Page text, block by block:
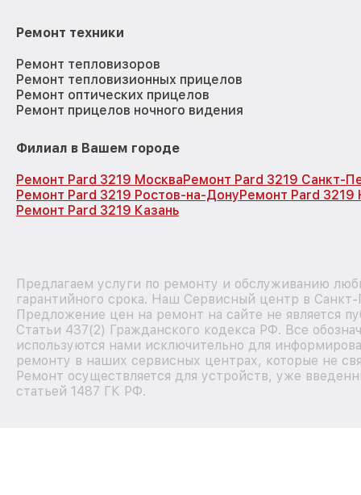
Ремонт техники
Ремонт тепловизоров
Ремонт тепловизионных прицелов
Ремонт оптических прицелов
Ремонт прицелов ночного видения
Филиал в Вашем городе
Ремонт Pard 3219 МоскваРемонт Pard 3219 Санкт-
Ремонт Pard 3219 Ростов-на-ДонуРемонт Pard
Ремонт Pard 3219 Казань
Предлагаем услуги по ремонту и обслуживанию
гарантийного срока. Наш Сервисный центр в
Предложение цен на ремонт на сайте не является
Статьи 437(2) Гражданского кодекса РФ. Все
используются нами исключительно для
ремонту в наших сервисных центрах, которые не
Ремонт осуществляется для устройств, уже
статьей 1487 ГК РФ.